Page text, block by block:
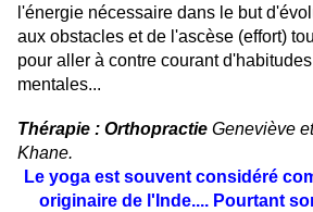
l'énergie nécessaire dans le but
aux obstacles et de l'ascèse (effort)
pour aller à contre courant
mentales...
Thérapie : Orthopractie Geneviève
Khane.
Le yoga est souvent considéré
originaire de l'Inde.... Pourtant